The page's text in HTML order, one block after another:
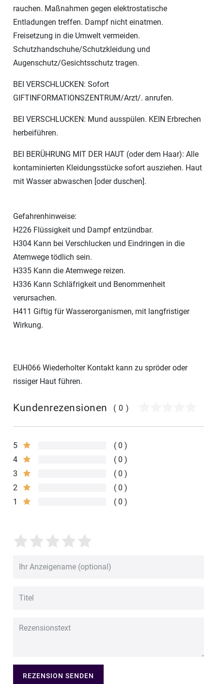
rauchen. Maßnahmen gegen elektrostatische
Entladungen treffen. Dampf nicht einatmen.
Freisetzung in die Umwelt vermeiden.
Schutzhandschuhe/Schutzkleidung und
Augenschutz/Gesichtsschutz tragen.
BEI VERSCHLUCKEN: Sofort
GIFTINFORMATIONSZENTRUM/Arzt/. anrufen.
BEI VERSCHLUCKEN: Mund ausspülen. KEIN Erbrechen
herbeiführen.
BEI BERÜHRUNG MIT DER HAUT (oder dem Haar): Alle
kontaminierten Kleidungsstücke sofort ausziehen. Haut
mit Wasser abwaschen [oder duschen].
Gefahrenhinweise:
H226 Flüssigkeit und Dampf entzündbar.
H304 Kann bei Verschlucken und Eindringen in die
Atemwege tödlich sein.
H335 Kann die Atemwege reizen.
H336 Kann Schläfrigkeit und Benommenheit
verursachen.
H411 Giftig für Wasserorganismen, mit langfristiger
Wirkung.
EUH066 Wiederholter Kontakt kann zu spröder oder
rissiger Haut führen.
Kundenrezensionen (0)
5
0
4
0
3
0
2
0
1
0
REZENSION SENDEN